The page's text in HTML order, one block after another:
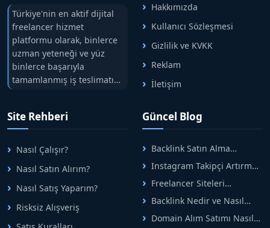
Türkiye'nin en aktif dijital
freelancer hizmet
platformu olarak, binlerce
uzman yeteneği ve yüz
binlerce başarıyla
tamamlanmış iş teslimatını
tek çatıda buluşturuyoruz.
arasındaki süreci risksiz
alışveriş sistemi ile koruyan
ticaretin güvenli
adreslerinden birisidir.
Hakkımızda
Kullanıcı Sözleşmesi
Gizlilik ve KVKK
Reklam
İletişim
Site Rehberi
Nasıl Çalışır?
Nasıl Satın Alırım?
Nasıl Satış Yaparım?
Risksiz Alışveriş
Güncel Blog
Backlink Satın Alma
Rehberi: Güvenli SEO İçin
Doğru Adımlar
Instagram Takipçi Artırma
Yöntemleri: Organik Büyüme
Rehberi
Freelancer Siteleri
Arasında Doğru Seçim Nasıl
Yapılır
Backlink Nedir ve Nasıl
Alınır? Etkili Yöntemler
Domain Alım Satımı Nasıl